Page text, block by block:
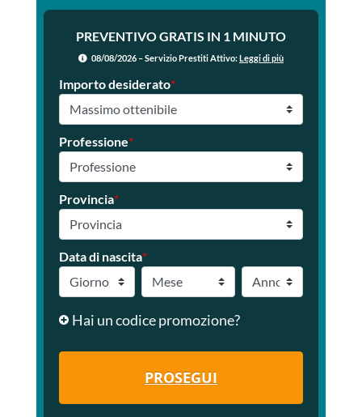
PREVENTIVO GRATIS IN 1 MINUTO
08/08/2026 – Servizio Prestiti Attivo:Leggi di più
Importo desiderato*
Professione*
Provincia*
Data di nascita*
Hai un codice promozione?
PROSEGUI